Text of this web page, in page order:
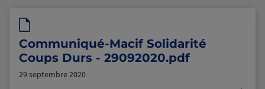
Communiqué-Macif Solidarité
Coups Durs - 29092020.pdf
29 septembre 2020